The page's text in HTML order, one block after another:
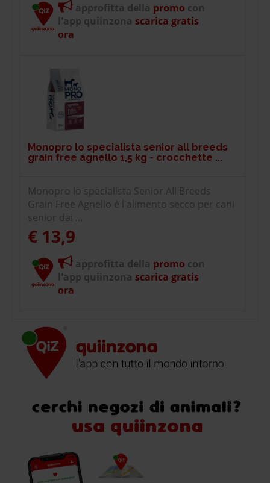
approfitta della promo con
l'app quiinzona scarica gratis
ora
Monopro lo specialista senior all breeds
grain free agnello 1,5 kg - crocchette ...
Monopro lo specialista Senior All Breeds
Grain Free Agnello è l'alimento secco per cani
senior dai ...
€ 13,9
approfitta della promo con
l'app quiinzona scarica gratis
ora